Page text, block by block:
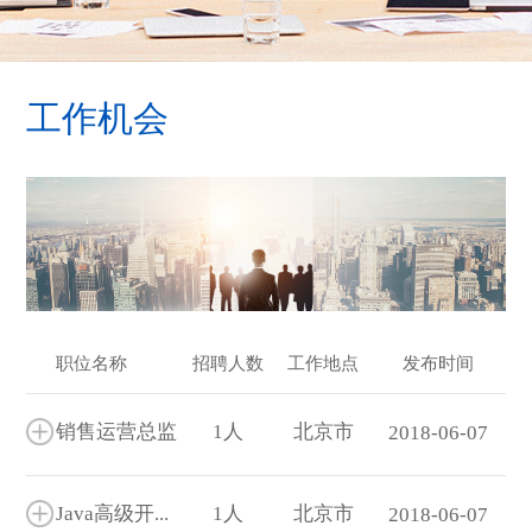
工作机会
职位名称 招聘人数 工作地点 发布时间
销售运营总监 1人 北京市 2018-06-07
Java高级开发工程师 1人 北京市 2018-06-07